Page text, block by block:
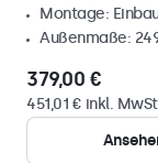
Montage:
Außenmaße:
379,00 €
451,01 € inkl.